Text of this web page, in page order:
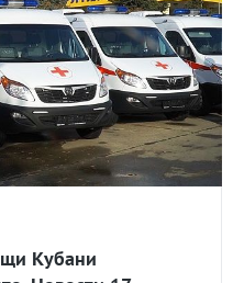
Кубани